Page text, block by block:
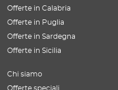
Offerte in Calabria
Offerte in Puglia
Offerte in Sardegna
Offerte in Sicilia
Chi siamo
Offerte speciali